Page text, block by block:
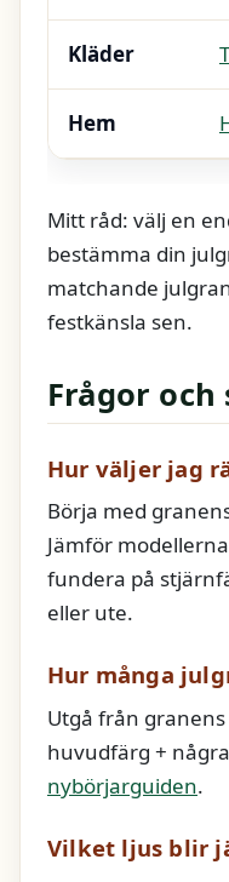
Kläder
Hem
Mitt råd: välj en
bestämma din
matchande
festkänsla sen.
Frågor och
Hur väljer jag
Börja med
Jämför
fundera på
eller ute.
Hur många
Utgå från
huvudfärg +
nybörjarguiden.
Vilket ljus blir